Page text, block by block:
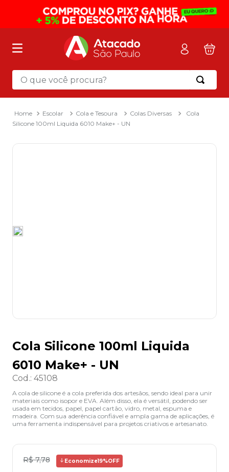
O que você procura?
Escolar Cola e Tesoura Colas Diversas
Cola
Silicone 100ml Liquida 6010 Make+ - UN
Cola Silicone 100ml Liquida
6010 Make+ - UN
Cod.: 45108
A cola de silicone é a cola preferida dos artesãos, sendo ideal para unir
materiais como isopor e EVA. Além disso, ela é versátil, podendo ser
usada em tecidos, papel, papel cartão, vidro, metal, espuma e
madeira. Com sua aderência confiável e ampla gama de aplicações, é
uma ferramenta indispensável para projetos criativos e artesanato.
R$ 7,78 Economize19%OFF
Termos mais buscados
mochila
2º sacola
3º papel toalha
8